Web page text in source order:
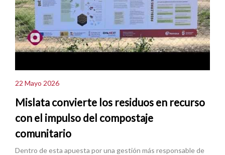
22 Mayo 2026
Mislata convierte los residuos en recurso
con el impulso del compostaje
comunitario
Dentro de esta apuesta por una gestión más responsable de